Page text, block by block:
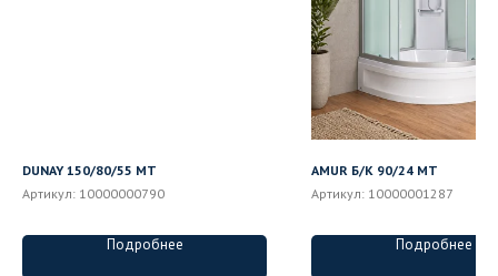
DUNAY 150/80/55 MT
Артикул: 10000000790
Подробнее
AMUR Б/К 90/24 MT
Артикул: 10000001287
Подробнее